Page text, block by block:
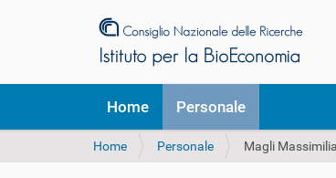
z
Home Personale
T
Home Personale Magli